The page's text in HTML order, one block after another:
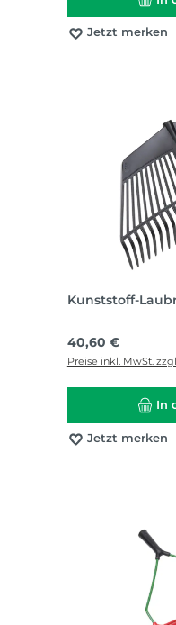
Jetzt merken
Kunststoff-
Regulärer Preis:
40,60 €
Preise inkl. MwSt.
In
Jetzt merken